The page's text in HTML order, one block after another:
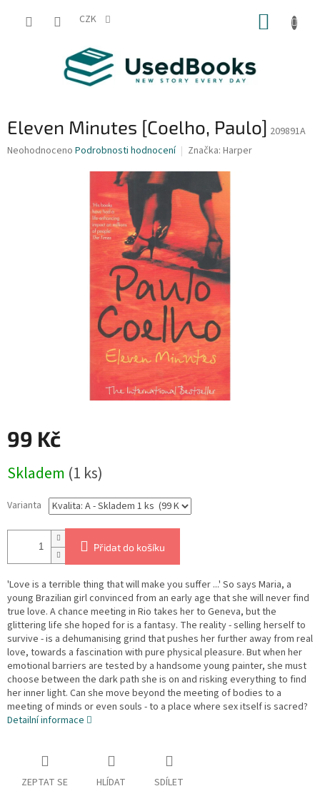
CZK
Eleven Minutes [Coelho, Paulo] 209891A
Průměrné
Neohodnoceno Podrobnosti hodnocení Značka: Harper
99 Kč
cena:
Skladem (1 ks)
Varianta
Přidat do košíku
'Love is a terrible thing that will make you suffer ...' So says Maria, a
young Brazilian girl convinced from an early age that she will never find
true love. A chance meeting in Rio takes her to Geneva, but the
glittering life she hoped for is a fantasy. The reality - selling herself to
survive - is a dehumanising grind that pushes her further away from real
love, towards a fascination with pure physical pleasure. But when her
emotional barriers are tested by a handsome young painter, she must
choose between the dark path she is on and risking everything to find
her inner light. Can she move beyond the meeting of bodies to a
meeting of minds or even souls - to a place where sex itself is sacred?
Detailní informace
ZEPTAT SE HLÍDAT SDÍLET